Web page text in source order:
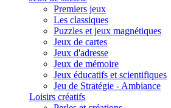
Premiers jeux
Les classiques
Puzzles et jeux magnétiques
Jeux de cartes
Jeux d'adresse
Jeux de mémoire
Jeux éducatifs et scientifiques
Jeu de Stratégie - Ambiance
Loisirs créatifs